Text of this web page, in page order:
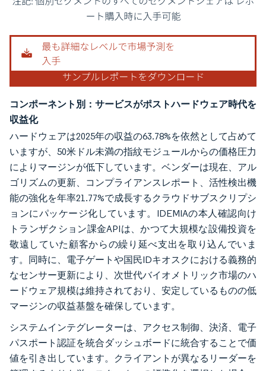
画像 © Mordor Intelligence。再利用にはCC BY 4.0の表示が必要です。
コンポーネント別：サービスがポストハードウェア時代を
収益化
ハードウェアは2025年の収益の63.78%を依然として占めて
いますが、50米ドル未満の指紋モジュールからの価格圧力
によりマージンが低下しています。ベンダーは現在、アル
ゴリズムの更新、コンプライアンスレポート、活性検出機
能の強化を年率21.77%で成長するクラウドサブスクリプシ
ョンにパッケージ化しています。IDEMIAの本人確認向け
トランザクション課金APIは、かつて大規模な設備投資を
敬遠していた顧客からの繰り延べ支出を取り込んでいま
す。同時に、電子ゲートや国民IDキオスクにおける義務的
なセンサー更新により、次世代バイオメトリック市場のハ
ードウェア規模は維持されており、安定しているものの低
マージンの収益基盤を確保しています。
システムインテグレーターは、アクセス制御、決済、電子
パスポート認証を統合ダッシュボードに統合することで価
値を引き出しています。クライアントが異なるリーダーを